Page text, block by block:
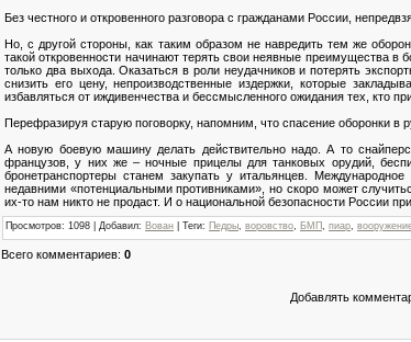
Без честного и откровенного разговора с гражданами России,
Но, с другой стороны, как таким образом не навредить тем же
такой откровенности начинают терять свои неявные преимущества
только два выхода. Оказаться в роли неудачников и потерять
снизить его цену, непроизводственные издержки, которые
избавляться от иждивенчества и бессмысленного ожидания тех, кто
Перефразируя старую поговорку, напомним, что спасение оборонки в
А новую боевую машину делать действительно надо. А то
французов, у них же – ночные прицелы для танковых орудий,
бронетранспортеры станем закупать у итальянцев.
недавними «потенциальными противниками», но скоро может
их-то нам никто не продаст. И о национальной безопасности России
Просмотров: 1098 | Добавил: Вован Теги: Педры воровство БМП пиар
Всего комментариев: 0
Добавлять